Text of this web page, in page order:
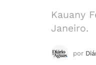
Kauany
Janeiro.
por